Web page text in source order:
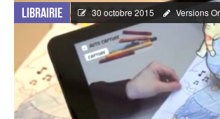
Librairie 30 octobre 2015 Versions